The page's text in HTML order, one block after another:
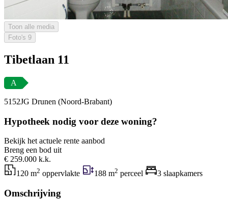
Toon alle media
Foto's 9
Tibetlaan 11
A
5152JG Drunen (Noord-Brabant)
Hypotheek nodig voor deze woning?
Bekijk het actuele rente aanbod
Breng een bod uit
€ 259.000 k.k.
120 m2 oppervlakte 188 m2 perceel 3 slaapkamers
Omschrijving